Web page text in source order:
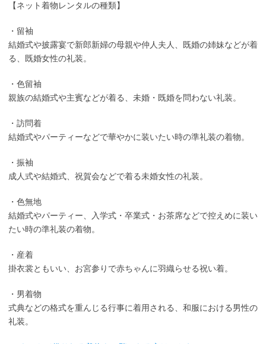
【ネット着物レンタルの種類】
・留袖
結婚式や披露宴で新郎新婦の母親や仲人夫人、既婚の姉妹などが着
る、既婚女性の礼装。
・色留袖
親族の結婚式や主賓などが着る、未婚・既婚を問わない礼装。
・訪問着
結婚式やパーティーなどで華やかに装いたい時の準礼装の着物。
・振袖
成人式や結婚式、祝賀会などで着る未婚女性の礼装。
・色無地
結婚式やパーティー、入学式・卒業式・お茶席などで控えめに装い
たい時の準礼装の着物。
・産着
掛衣裳ともいい、お宮参りで赤ちゃんに羽織らせる祝い着。
・男着物
式典などの格式を重んじる行事に着用される、和服における男性の
礼装。